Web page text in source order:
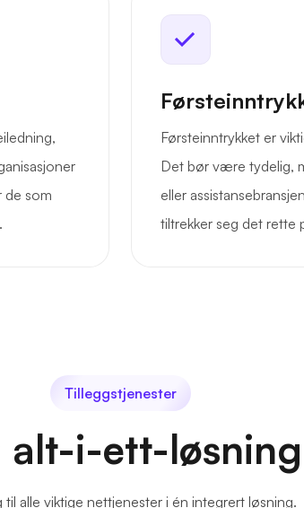
de som
Førsteinntrykket er
Det bør være tydelig,
eller
tiltrekker seg det rette
Tilleggstjenester
alt-i-ett-løsning
til alle viktige nettjenester i én integrert løsning.